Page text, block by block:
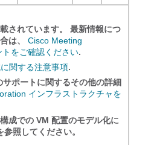
されています。 最新情報につ
は、 Cisco Meeting
をご確認ください.
関する注意事項.
ポートに関するその他の詳細
インフラストラクチャを
成での VM 配置のモデル化に
参照してください。